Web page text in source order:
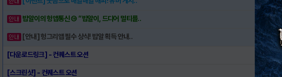
밥알이의 헝앱통신 ⑲ “밥알이, 드디어 멀티를..
[안내] 헝그리앱 필수 상식! 밥알 획득 안내..
[다운로드링크] - 컨퀘스트 오션
[스크린샷] - 컨퀘스트 오션